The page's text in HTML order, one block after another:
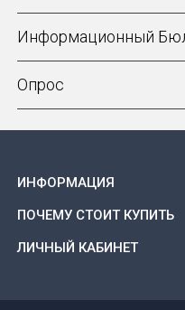
Информационный
Опрос
ИНФОРМАЦИЯ
ПОЧЕМУ СТОИТ КУПИТЬ
ЛИЧНЫЙ КАБИНЕТ